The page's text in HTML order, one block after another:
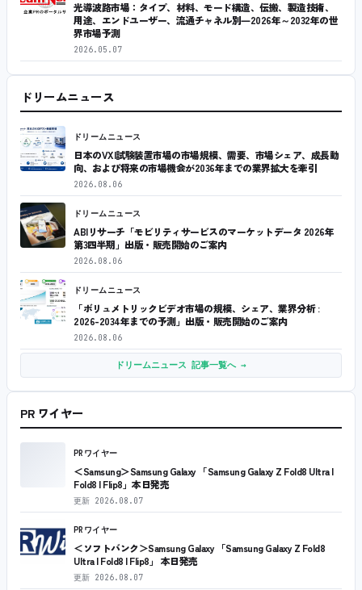
光導波路市場：タイプ、材料、モード構造、伝搬、製造技術、
用途、エンドユーザー、流通チャネル別―2026年～2032年の世
界市場予測
2026.05.07
ドリームニュース
ドリームニュース
日本のVXI試験装置市場の市場規模、需要、市場シェア、成長動
向、および将来の市場機会が2036年までの業界拡大を牽引
2026.08.06
ドリームニュース
ABIリサーチ「モビリティサービスのマーケットデータ 2026年
第3四半期」出版・販売開始のご案内
2026.08.06
ドリームニュース
「ボリュメトリックビデオ市場の規模、シェア、業界分析 :
2026-2034年までの予測」出版・販売開始のご案内
2026.08.06
ドリームニュース 記事一覧へ →
PR ワイヤー
PRワイヤー
＜Samsung＞Samsung Galaxy 「Samsung Galaxy Z Fold8 Ultra |
Fold8 | Flip8」本日発売
更新 2026.08.07
PRワイヤー
＜ソフトバンク＞Samsung Galaxy 「Samsung Galaxy Z Fold8
Ultra | Fold8 | Flip8」 本日発売
更新 2026.08.07